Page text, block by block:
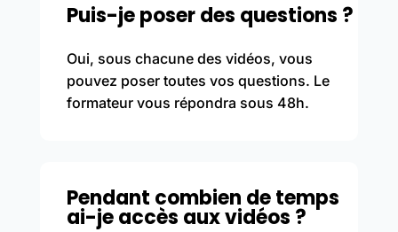
Puis-je poser des questions ?
Oui, sous chacune des vidéos, vous
pouvez poser toutes vos questions. Le
formateur vous répondra sous 48h.
Pendant combien de temps
ai-je accès aux vidéos ?